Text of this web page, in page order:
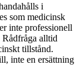
i
som medicinsk
inte professionell
alltid
tillstånd.
inte en ersättning